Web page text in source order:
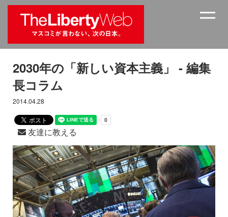
2030年の「新しい資本主義」 - 編集
長コラム
2014.04.28
友達に教える